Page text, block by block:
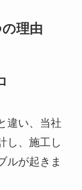
理由
違い、当社
し、施工し
ルが起きま